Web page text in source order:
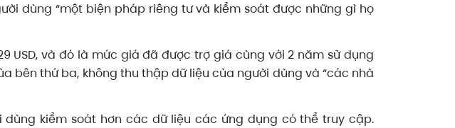
dùng “một biện pháp riêng tư và kiểm soát được những gì họ
và đó là mức giá đã được trợ giá cùng với 2 năm sử dụng
bên thứ ba, không thu thập dữ liệu của người dùng và “các nhà
kiểm soát hơn các dữ liệu các ứng dụng có thể truy cập.